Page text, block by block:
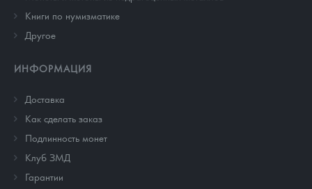
Книги по нумизматике
Другое
ИНФОРМАЦИЯ
Доставка
Как сделать заказ
Подлинность монет
Клуб ЗМД
Гарантии